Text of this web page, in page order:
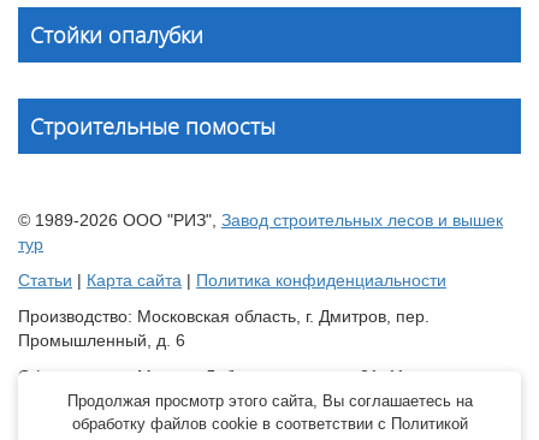
Стойки опалубки
Строительные помосты
© 1989-2026 ООО "РИЗ", Завод строительных лесов и вышек
тур
Статьи | Карта сайта | Политика конфиденциальности
Производство: Московская область, г. Дмитров, пер.
Промышленный, д. 6
Офис продаж: Москва, Лобненская улица, 21с11
Склад: Краснодарский край, Динской район, станица
Новотитаровская, ул. Крайняя, д. 2 оф.6
Продолжая просмотр этого сайта, Вы соглашаетесь на
обработку файлов cookie в соответствии с Политикой